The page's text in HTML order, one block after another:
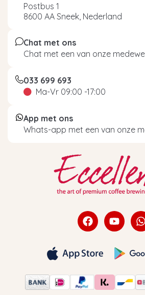
Postbus 1
8600 AA Sneek, Nederland
Chat met ons
Chat met een van onze
033 699 693
Ma-Vr 09:00 -17:00
App met ons
Whats-app met een van onze